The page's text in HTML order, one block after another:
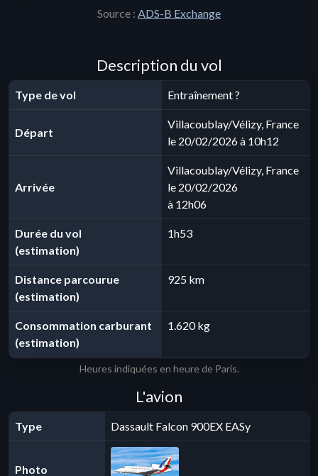
Source : ADS-B Exchange
Description du vol
Type de vol Entraînement ?
Départ
Villacoublay/Vélizy, France
le 20/02/2026 à 10h12
Arrivée
Villacoublay/Vélizy, France
le 20/02/2026
à 12h06
Durée du vol
(estimation)
1h53
Distance parcourue
(estimation)
925 km
Consommation carburant
(estimation)
1.620 kg
Heures indiquées en heure de Paris.
L'avion
Type Dassault Falcon 900EX EASy
Photo